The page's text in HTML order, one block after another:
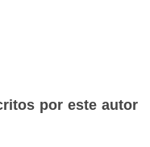
por este autor